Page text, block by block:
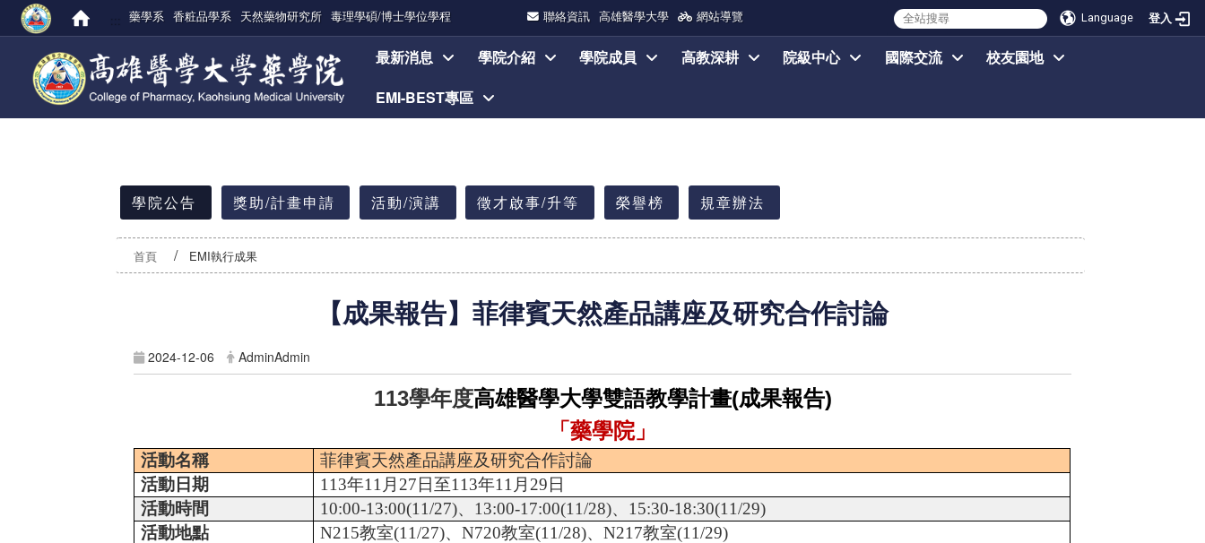
Language 登入
藥學系 香粧品學系 天然藥物研究所 毒理學碩/博士學位學程 聯絡資訊 高雄醫學大學 網站導覽
最新消息 學院介紹 學院成員 高教深耕 院級中心 國際交流
校友園地
EMI-BEST專區
學院公告
獎助/計畫申請 活動/演講 徵才啟事/升等 榮譽榜 規章辦法
首頁 EMI執行成果
【成果報告】菲律賓天然產品講座及研究合作討論
2024-12-06 AdminAdmin
113學年度高雄醫學大學雙語教學計畫(成果報告)
「藥學院」
活動名稱
菲律賓天然產品講座及研究合作討論
活動日期
113年11 月 27日至113年11 月 29日
活動時間
10:00-13:00(11/27)、 13:00-17:00(11/28)、 15:30-18:30(11/29)
活動地點
N215教室(11/27)、N720教室(11/28)、N217教室(11/29)